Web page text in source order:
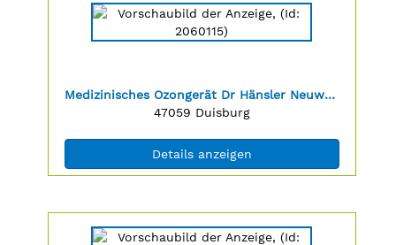
der
Anzeige
Info:
Titel:
Medizinisches Ozongerät Dr Hänsler Neuwertig
Postleitzahl:
47059 Ort:
Duisburg
Details anzeigen(ID: 2060115)
der